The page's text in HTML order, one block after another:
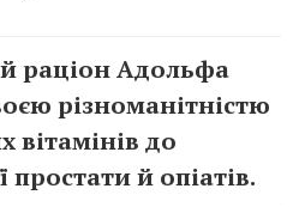
раціон Адольфа
різноманітністю
вітамінів до
простати й опіатів.